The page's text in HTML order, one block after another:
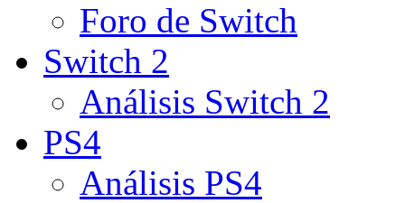
Foro de Switch
Switch 2
Análisis Switch 2
PS4
Análisis PS4